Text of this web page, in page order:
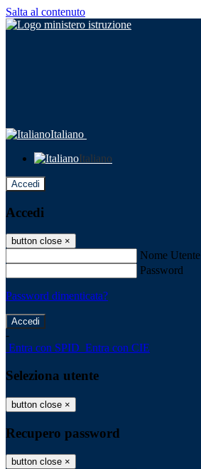
Salta al contenuto
Italiano
Italiano
Accedi
Accedi
button close ×
Nome Utente
Password
Password dimenticata?
-
Entra con SPID Entra con CIE
Seleziona utente
button close ×
Recupero password
button close ×